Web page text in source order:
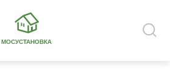
МОСУСТАНОВКА